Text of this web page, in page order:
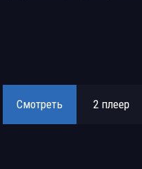
Смотреть 2 плеер